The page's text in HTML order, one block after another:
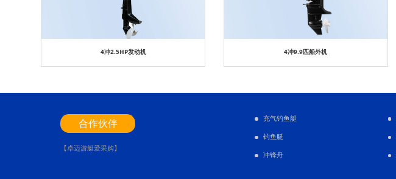
4冲2.5HP发动机 4冲9.9匹船外机
合作伙伴
【卓迈游艇爱采购】
充气钓鱼艇
钓鱼艇
冲锋舟